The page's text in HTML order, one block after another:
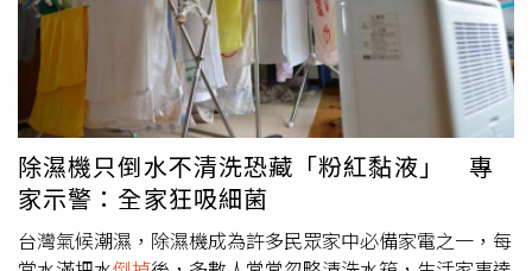
爐祖先牌位祖先香爐神明桌三、神像清理方法神像先用乾淨
的毛刷小心清理，神像盡量用乾布擦拭，仍不乾淨才用濕布
擦拭，不可用水洗，怕臉會花掉或龜裂。四、香爐清理禁忌
香爐盡可能不要拿下來清理，準備全新或神明專用的湯匙與
過濾網，香爐在原位置，將香灰用湯匙舀起到濾網，過濾雜
物與硬塊，再把過濾好的香灰放回香爐內八分滿！千萬不可
以「倒爐」！「倒爐」就是拿起香爐，將香灰傾倒出來，此
舉會把福氣及好運倒掉了！最後，將香灰抹平，象徵平安圓
滿。注意香灰不可壓實，宜鬆軟，古人說：插香鬆，賺錢才
除濕機只倒水不清洗恐藏「粉紅黏液」 專
家示警：全家狂吸細菌
台灣氣候潮濕，除濕機成為許多民眾家中必備家電之一，每